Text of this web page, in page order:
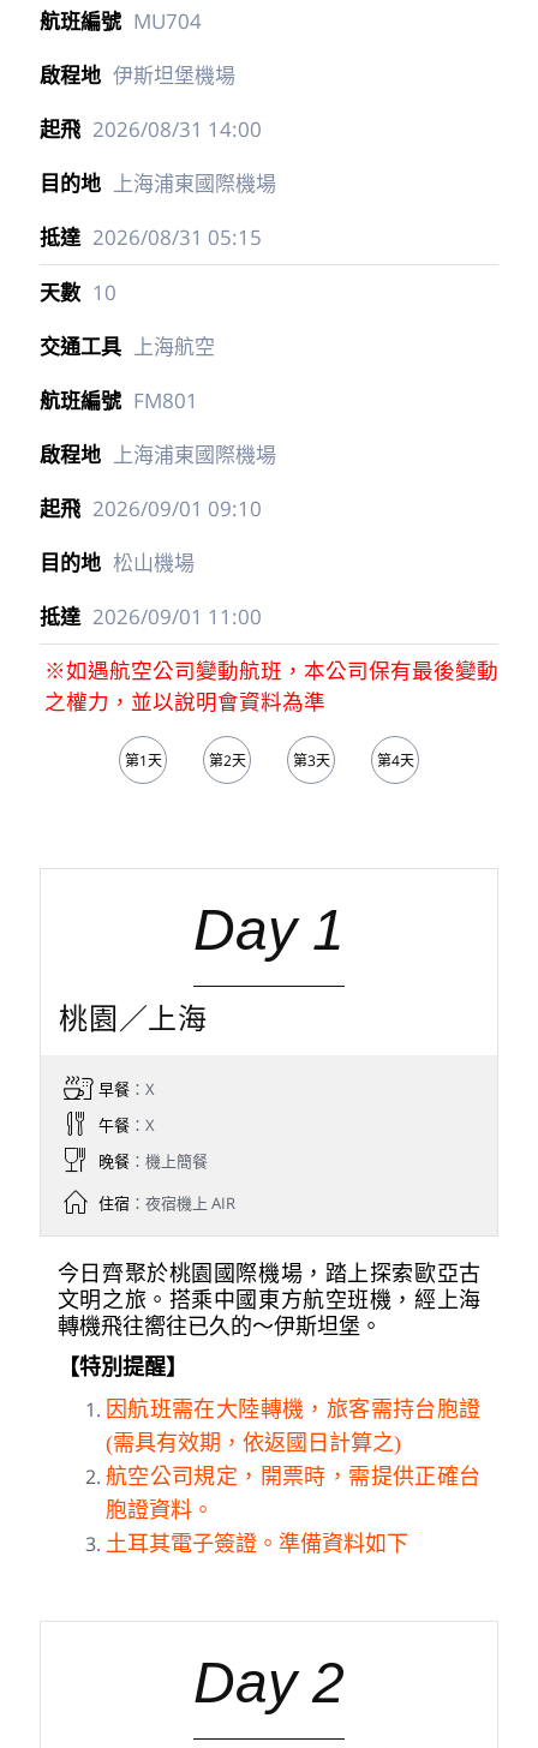
MU704
伊斯坦堡機場
2026/08/31 14:00
上海浦東國際機場
2026/08/31 05:15
10
上海航空
FM801
上海浦東國際機場
2026/09/01 09:10
松山機場
2026/09/01 11:00
※如遇航空公司變動航班，本公司保有最後變動
之權力，並以說明會資料為準
第1天 第2天 第3天 第4天
Day 1
桃園／上海
早餐：X
午餐：X
晚餐：機上簡餐
住宿：夜宿機上 AIR
今日齊聚於桃園國際機場，踏上探索歐亞古
文明之旅。搭乘中國東方航空班機，經上海
轉機飛往嚮往已久的～伊斯坦堡。
【特別提醒】
因航班需在大陸轉機，旅客需持台胞證
(需具有效期，依返國日計算之)
航空公司規定，開票時，需提供正確台
胞證資料。
土耳其電子簽證。準備資料如下
Day 2